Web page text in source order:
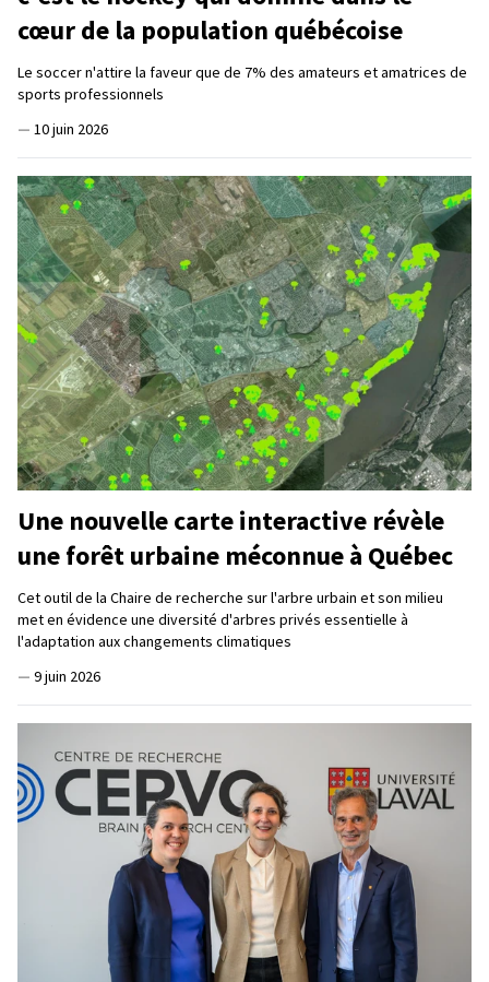
cœur de la population québécoise
Le soccer n'attire la faveur que de 7% des amateurs et amatrices de
sports professionnels
— 10 juin 2026
Une nouvelle carte interactive révèle
une forêt urbaine méconnue à Québec
Cet outil de la Chaire de recherche sur l'arbre urbain et son milieu
met en évidence une diversité d'arbres privés essentielle à
l'adaptation aux changements climatiques
— 9 juin 2026